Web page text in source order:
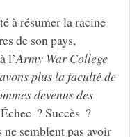
à résumer la racine
de son pays,
l’Army War College
plus la faculté de
devenus des
? Succès ?
semblent pas avoir